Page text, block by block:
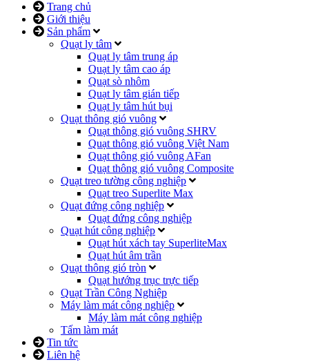
Trang chủ
Giới thiệu
Sản phẩm
Quạt ly tâm
Quạt ly tâm trung áp
Quạt ly tâm cao áp
Quạt sò nhôm
Quạt ly tâm gián tiếp
Quạt ly tâm hút bụi
Quạt thông gió vuông
Quạt thông gió vuông SHRV
Quạt thông gió vuông Việt Nam
Quạt thông gió vuông AFan
Quạt thông gió vuông Composite
Quạt treo tường công nghiệp
Quạt treo Superlite Max
Quạt đứng công nghiệp
Quạt đứng công nghiệp
Quạt hút công nghiệp
Quạt hút xách tay SuperliteMax
Quạt hút âm trần
Quạt thông gió tròn
Quạt hướng trục trực tiếp
Quạt Trần Công Nghiệp
Máy làm mát công nghiệp
Máy làm mát công nghiệp
Tấm làm mát
Tin tức
Liên hệ